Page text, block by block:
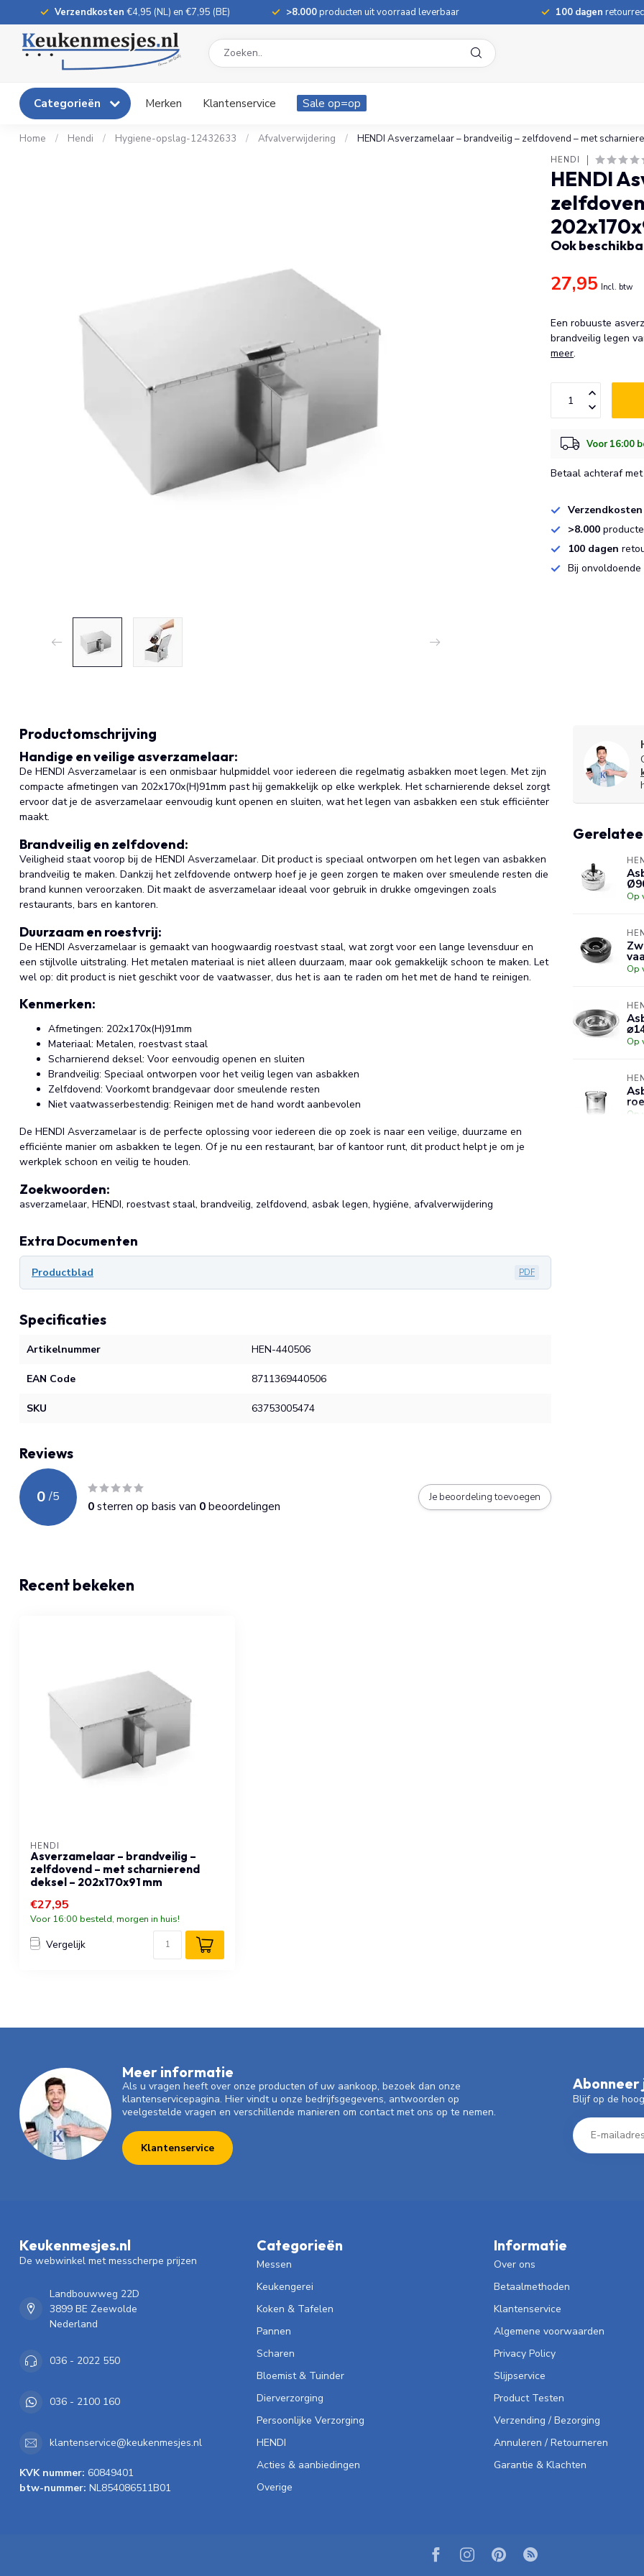
Verzendkosten €4,95 (NL) en €7,95 (BE) >8.000producten uit voorraad leverbaar 100 dagen
Categorieën Merken Klantenservice Sale op=op
Home / Hendi / Hygiene-opslag-12432633 / Afvalverwijdering / HENDI Asverzamelaar – brandveilig – zelfdovend – met
HENDI
HENDI
Ook
27,95 Incl. btw
Een robuuste
brandveilig legen
meer.
Voor 16:00
Betaal achteraf
Verzendkosten
>8.000
100 dagen
Bij
Productomschrijving
Handige en veilige asverzamelaar:
De HENDI Asverzamelaar is een onmisbaar hulpmiddel voor iedereen die regelmatig asbakken moet legen. Met zijn
compacte afmetingen van 202x170x(H)91mm past hij gemakkelijk op elke werkplek. Het scharnierende deksel zorgt
ervoor dat je de asverzamelaar eenvoudig kunt openen en sluiten, wat het legen van asbakken een stuk efficiënter
maakt.
Brandveilig en zelfdovend:
Veiligheid staat voorop bij de HENDI Asverzamelaar. Dit product is speciaal ontworpen om het legen van asbakken
brandveilig te maken. Dankzij het zelfdovende ontwerp hoef je je geen zorgen te maken over smeulende resten die
brand kunnen veroorzaken. Dit maakt de asverzamelaar ideaal voor gebruik in drukke omgevingen zoals
restaurants, bars en kantoren.
Duurzaam en roestvrij:
De HENDI Asverzamelaar is gemaakt van hoogwaardig roestvast staal, wat zorgt voor een lange levensduur en
een stijlvolle uitstraling. Het metalen materiaal is niet alleen duurzaam, maar ook gemakkelijk schoon te maken. Let
wel op: dit product is niet geschikt voor de vaatwasser, dus het is aan te raden om het met de hand te reinigen.
Kenmerken:
Afmetingen: 202x170x(H)91mm
Materiaal: Metalen, roestvast staal
Scharnierend deksel: Voor eenvoudig openen en sluiten
Brandveilig: Speciaal ontworpen voor het veilig legen van asbakken
Zelfdovend: Voorkomt brandgevaar door smeulende resten
Niet vaatwasserbestendig: Reinigen met de hand wordt aanbevolen
De HENDI Asverzamelaar is de perfecte oplossing voor iedereen die op zoek is naar een veilige, duurzame en
efficiënte manier om asbakken te legen. Of je nu een restaurant, bar of kantoor runt, dit product helpt je om je
werkplek schoon en veilig te houden.
Zoekwoorden:
asverzamelaar, HENDI, roestvast staal, brandveilig, zelfdovend, asbak legen, hygiëne, afvalverwijdering
Extra Documenten
Productblad PDF
Specificaties
Artikelnummer HEN-440506
EAN Code 8711369440506
SKU 63753005474
Reviews
0 /5
0sterren op basis van 0beoordelingen
Je beoordeling toevoegen
Op
Op
Op
Op
Recent bekeken
HENDI
Asverzamelaar – brandveilig –
zelfdovend – met scharnierend
deksel – 202x170x91 mm
€27,95
Voor 16:00 besteld, morgen in huis!
Vergelijk
Meer informatie
Als u vragen heeft over onze producten of uw aankoop, bezoek dan onze
klantenservicepagina. Hier vindt u onze bedrijfsgegevens, antwoorden op
veelgestelde vragen en verschillende manieren om contact met ons op te nemen.
Klantenservice
Abonneer
Blijf op de
Keukenmesjes.nl
De webwinkel met messcherpe prijzen
Landbouwweg 22D
3899 BE Zeewolde
Nederland
036 - 2022 550
036 - 2100 160
klantenservice@keukenmesjes.nl
KVK nummer: 60849401
btw-nummer: NL854086511B01
Categorieën
Messen
Keukengerei
Koken & Tafelen
Pannen
Scharen
Bloemist & Tuinder
Dierverzorging
Persoonlijke Verzorging
HENDI
Acties & aanbiedingen
Overige
Informatie
Over ons
Betaalmethoden
Klantenservice
Algemene voorwaarden
Privacy Policy
Slijpservice
Product Testen
Verzending / Bezorging
Annuleren / Retourneren
Garantie & Klachten